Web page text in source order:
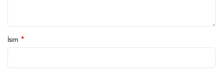
İsim *